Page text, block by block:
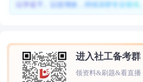
以学促干、以技增效，持续深耕专业领域。
进入社工备考群
领资料&刷题&看直播